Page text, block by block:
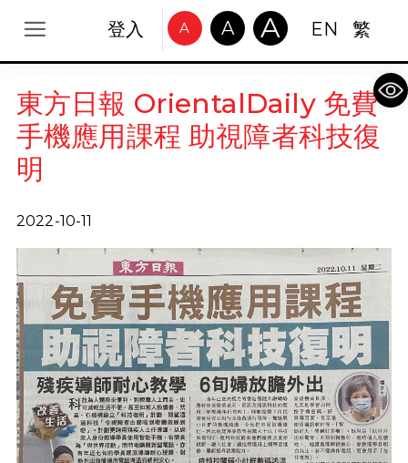
登入 A A A EN 繁
東方日報 OrientalDaily 免費
手機應用課程 助視障者科技復
明
2022-10-11